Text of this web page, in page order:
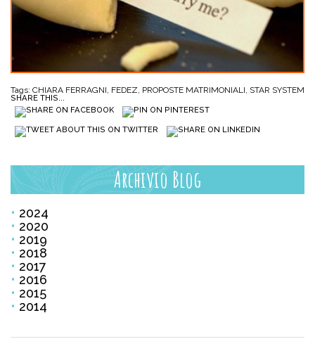
Tags: CHIARA FERRAGNI, FEDEZ, PROPOSTE MATRIMONIALI, STAR SYSTEM
SHARE THIS...
Archivio Blog
2024
2020
2019
2018
2017
2016
2015
2014